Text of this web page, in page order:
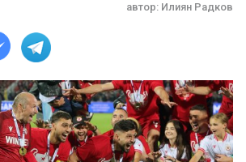
автор: Илиян Радков